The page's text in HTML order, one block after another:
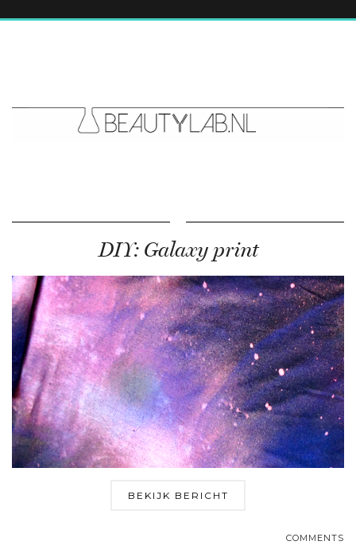
DIY: Galaxy print
BEKIJK BERICHT
COMMENTS